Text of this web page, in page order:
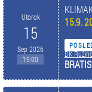
Utorok
15
Sep 2026
19:00
15.9.
DK